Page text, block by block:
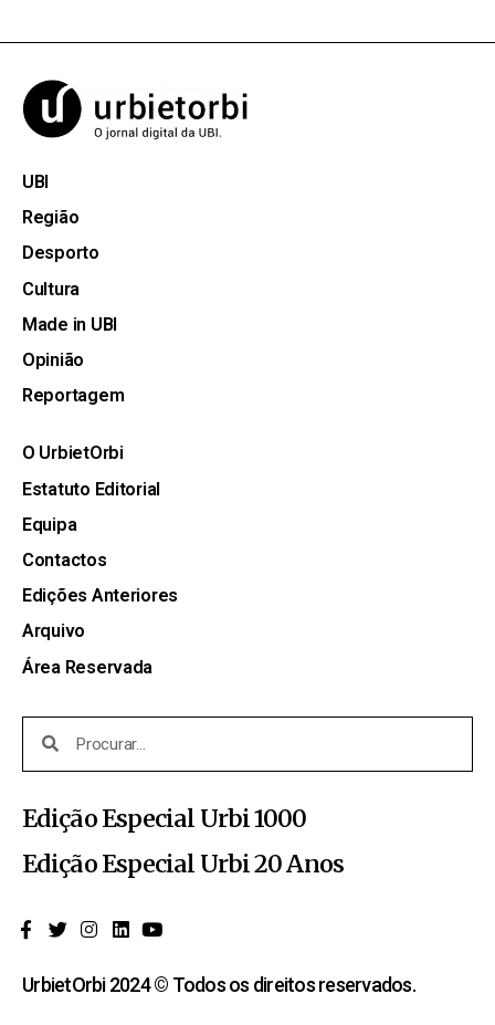
UBI
Região
Desporto
Cultura
Made in UBI
Opinião
Reportagem
O UrbietOrbi
Estatuto Editorial
Equipa
Contactos
Edições Anteriores
Arquivo
Área Reservada
Edição Especial Urbi 1000
Edição Especial Urbi 20 Anos
UrbietOrbi 2024 © Todos os direitos reservados.